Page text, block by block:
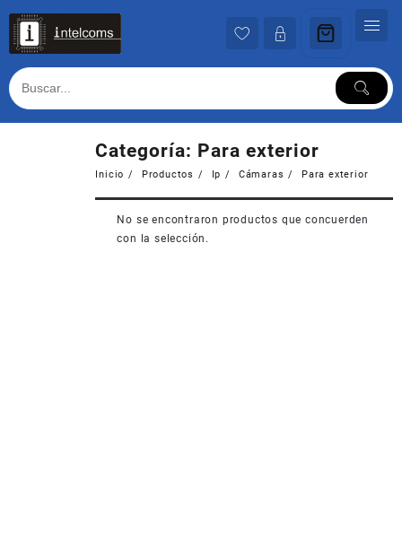
contenido
Categoría: Para exterior
Inicio Productos Ip Cámaras Para exterior
No se encontraron productos que concuerden
con la selección.